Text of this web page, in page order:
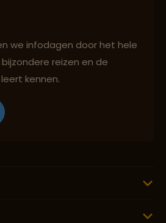
we infodagen door het hele
reizen en de
kennen.